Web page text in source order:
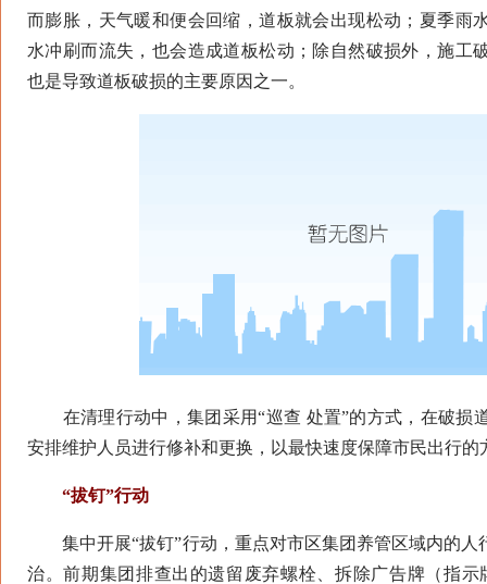
而膨胀，天气暖和便会回缩，道板就会出现松动；夏季雨
水冲刷而流失，也会造成道板松动；除自然破损外，施工
也是导致道板破损的主要原因之一。
在清理行动中，集团采用“巡查 处置”的方式，在破损
安排维护人员进行修补和更换，以最快速度保障市民出行的
“拔钉”行动
集中开展“拔钉”行动，重点对市区集团养管区域内的人
治。前期集团排查出的遗留废弃螺栓、拆除广告牌（指示